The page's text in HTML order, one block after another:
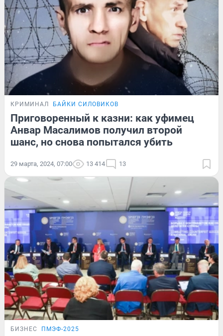
КРИМИНАЛ БАЙКИ СИЛОВИКОВ
Приговоренный к казни: как уфимец
Анвар Масалимов получил второй
шанс, но снова попытался убить
29 марта, 2024, 07:00 13 414 13
БИЗНЕС ПМЭФ-2025